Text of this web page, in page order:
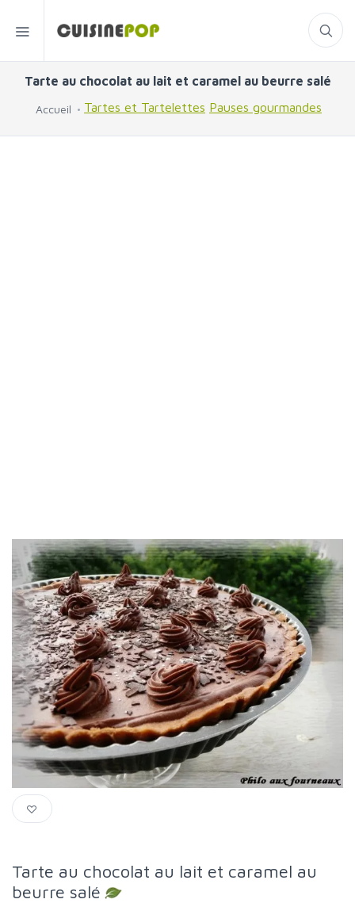
Tarte au chocolat au lait et caramel au beurre salé
Accueil Tartes et Tartelettes Pauses gourmandes
Tarte au chocolat au lait et caramel au
beurre salé